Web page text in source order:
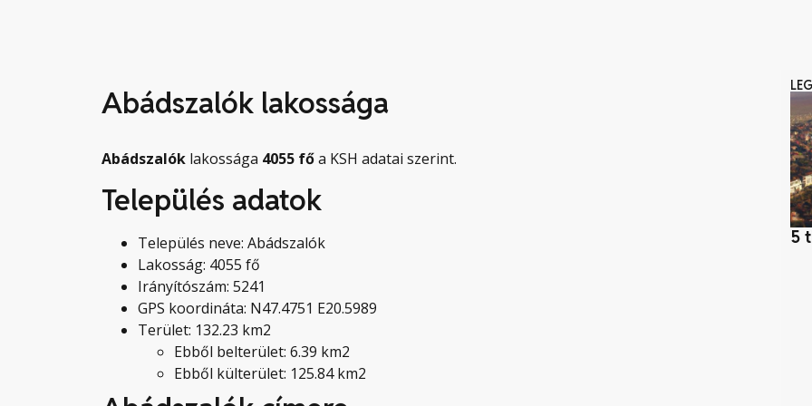
Abádszalók lakossága
Abádszalók lakossága 4055 főa KSH adatai szerint.
Település adatok
Település neve: Abádszalók
Lakosság: 4055 fő
Irányítószám: 5241
GPS koordináta: N47.4751 E20.5989
Terület: 132.23 km2
Ebből belterület: 6.39 km2
Ebből külterület: 125.84 km2
5